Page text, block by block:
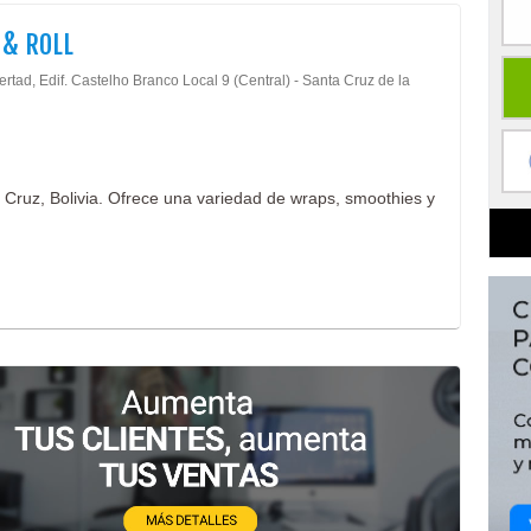
ROLL
Edif. Castelho Branco Local 9 (Central) - Santa Cruz de la
Bolivia. Ofrece una variedad de wraps, smoothies y